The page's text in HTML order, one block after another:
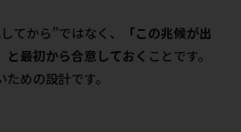
てから”ではなく、
「この兆候が出
最初から合意しておく ことです。
めの設計です。